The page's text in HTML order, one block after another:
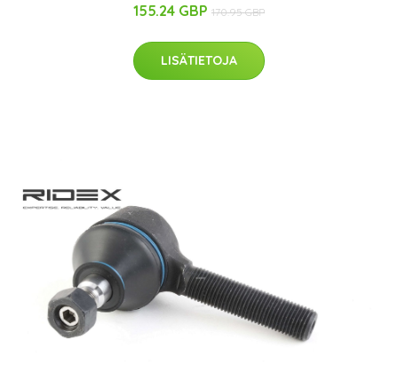
155.24 GBP 170.95 GBP
LISÄTIETOJA